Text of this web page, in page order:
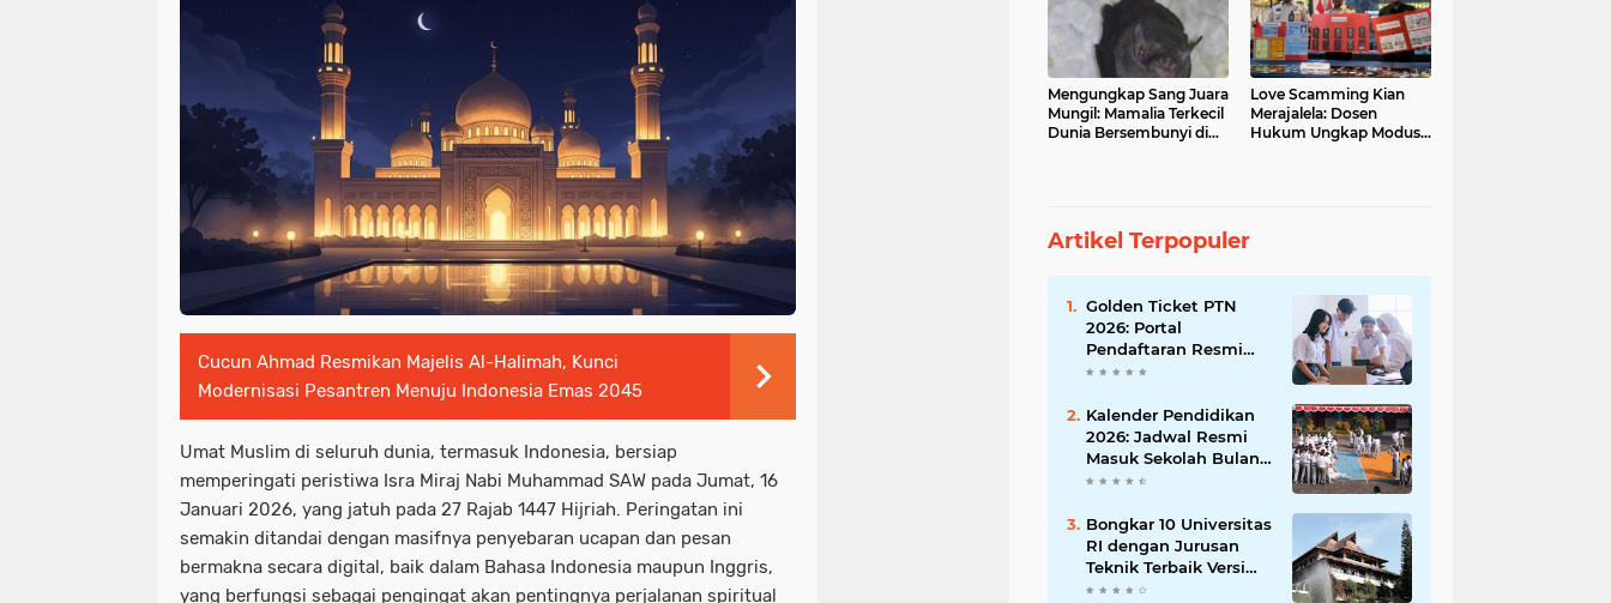
Cucun Ahmad Resmikan Majelis Al-Halimah, Kunci
Modernisasi Pesantren Menuju Indonesia Emas 2045
Umat Muslim di seluruh dunia, termasuk Indonesia, bersiap
memperingati peristiwa Isra Miraj Nabi Muhammad SAW pada Jumat, 16
Januari 2026, yang jatuh pada 27 Rajab 1447 Hijriah. Peringatan ini
semakin ditandai dengan masifnya penyebaran ucapan dan pesan
bermakna secara digital, baik dalam Bahasa Indonesia maupun Inggris,
yang berfungsi sebagai pengingat akan pentingnya perjalanan spiritual
Mengungkap Sang Juara
Mungil: Mamalia Terkecil
Dunia Bersembunyi di
Love Scamming Kian
Merajalela: Dosen
Hukum Ungkap Modus
Artikel Terpopuler
Golden Ticket PTN
2026: Portal
Pendaftaran Resmi
Dibuka, Raih
Kalender Pendidikan
2026: Jadwal Resmi
Masuk Sekolah Bulan
Januari di Berbagai
Bongkar 10 Universitas
RI dengan Jurusan
Teknik Terbaik Versi
The WUR 2026